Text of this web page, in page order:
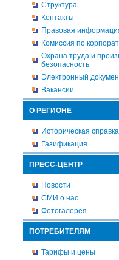
Структура
Контакты
Правовая
Комиссия по
Охрана труда и
безопасность
Электронный
Вакансии
О РЕГИОНЕ
Историческая справка
Газификация
ПРЕСС-ЦЕНТР
Новости
СМИ о нас
Фотогалерея
ПОТРЕБИТЕЛЯМ
Тарифы и цены